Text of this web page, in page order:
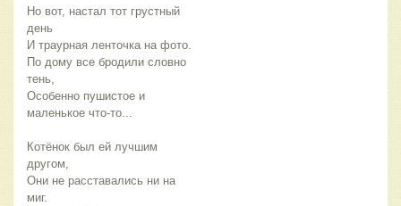
Но вот, настал тот грустный
день
И траурная ленточка на фото.
По дому все бродили словно
тень,
Особенно пушистое и
маленькое что-то...
Котёнок был ей лучшим
другом,
Они не расставались ни на
миг.